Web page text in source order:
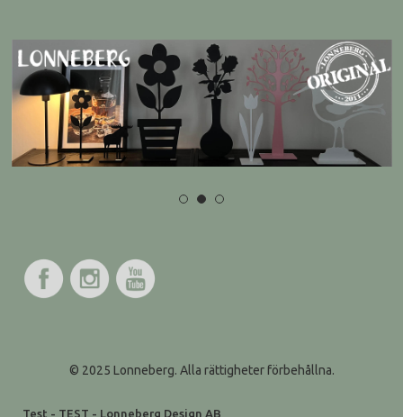
© 2025 Lonneberg. Alla rättigheter förbehållna.
Test - TEST - Lonneberg Design AB